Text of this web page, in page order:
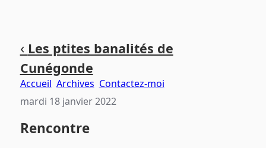
contenu
principal
menu
principal
‹ Les ptites banalités de
Cunégonde
Accueil Archives Contactez-moi
mardi 18 janvier 2022
Rencontre